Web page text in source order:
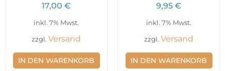
17,00 €
inkl. 7% Mwst.
zzgl. Versand
IN DEN WARENKORB
9,95 €
inkl. 7% Mwst.
zzgl. Versand
IN DEN WARENKORB